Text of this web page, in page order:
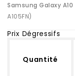
Samsung Galaxy A10
A105FN)
Prix Dégressifs
Quantité